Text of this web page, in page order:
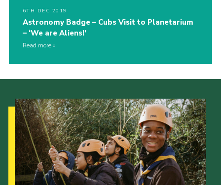
6TH DEC 2019
Astronomy Badge – Cubs Visit to Planetarium
– ‘We are Aliens!’
Read more